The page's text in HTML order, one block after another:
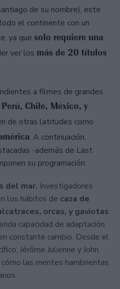
de su nombre), este
el continente con un
ya que solo requiere una
ver los más de 20 títulos
a filmes de grandes
Chile, México, y
de otras latitudes como
. A continuación,
-además de Last
su programación:
del mar. Investigadores
los hábitos de caza de
orcas, y gaviotas
capacidad de adaptación
constante cambio. Desde el
Jérôme Julienne y John
las mentes hambrientas